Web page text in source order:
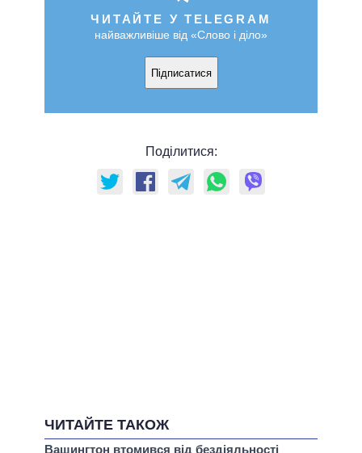
ЧИТАЙТЕ У TELEGRAM
найважливіше від «Слово і діло»
Підписатися
Поділитися:
ЧИТАЙТЕ ТАКОЖ
Вашингтон втомився від бездіяльності